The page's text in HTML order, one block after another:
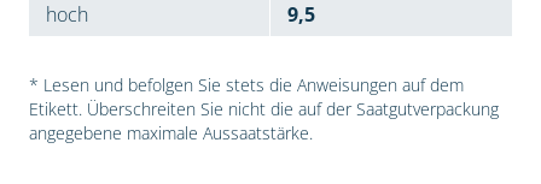
hoch
9,5
* Lesen und befolgen Sie stets die Anweisungen auf dem
Etikett. Überschreiten Sie nicht die auf der Saatgutverpackung
angegebene maximale Aussaatstärke.